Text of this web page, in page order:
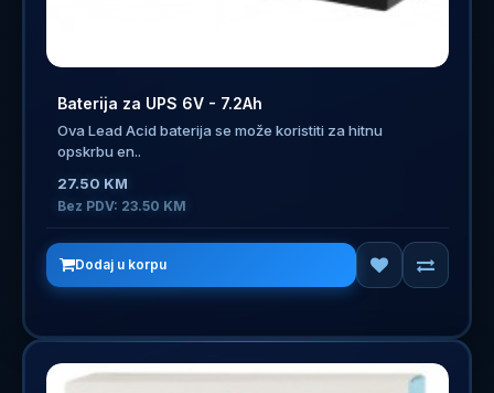
Baterija za UPS 6V - 7.2Ah
Ova Lead Acid baterija se može koristiti za hitnu
opskrbu en..
27.50 KM
Bez PDV: 23.50 KM
Dodaj u korpu